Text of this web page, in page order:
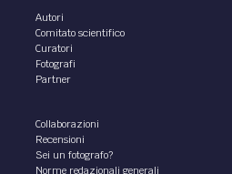
Autori
Comitato scientifico
Curatori
Fotografi
Partner
Collaborazioni
Recensioni
Sei un fotografo?
Norme redazionali generali